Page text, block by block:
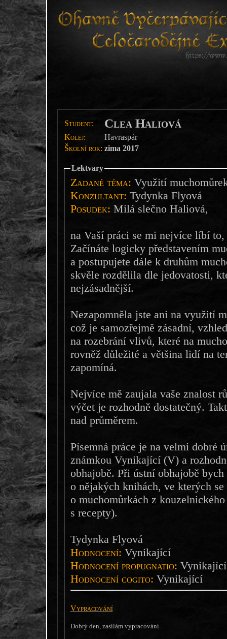
Student: Clea Haliová
Kolej:
Havraspár
Školní rok: zima 2017
Lektvary
Zadané téma: Využití
Konzultant: Tydynka Flyová
Posudek: Milá slečno Haliová,
na Vaší práci se mi nejvíce líbí
Začínáte logicky představením
a postupujete dále k druhům
skvěle rozdělila dle jedovatosti,
nejzásadnější.
Nezapomněla jste ani na využití
což je samozřejmě zásadní,
na rozebrání vlivů, které na
rovněž důležité a většina lidí na
zapomíná.
Nejvíce mě zaujala vaše znalost
výčet je rozhodně dostatečný.
nad průměrem.
Písemná práce je na velmi dobré
známkou Vynikající (V) a
obhajobě. Při ústní obhajobě
o nějakých knihách, ve kterých
o muchomůrkách z
s recepty).
Tydynka Flyová
Hodnocení: Vynikající
Hodnocení propugnatio: Vynikající
Hodnocení cogito: Vynikající
Vypracování
Dobrý den, zasílám vypracování.